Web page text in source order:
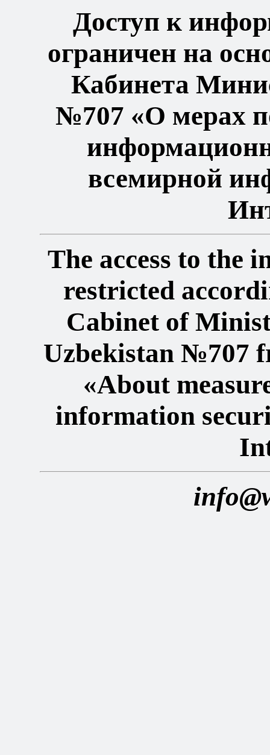
Доступ к
ограничен на
Кабинета
№707 «О мерах
всемирной
The access to the
restricted
Cabinet of
Uzbekistan №707
«About
information